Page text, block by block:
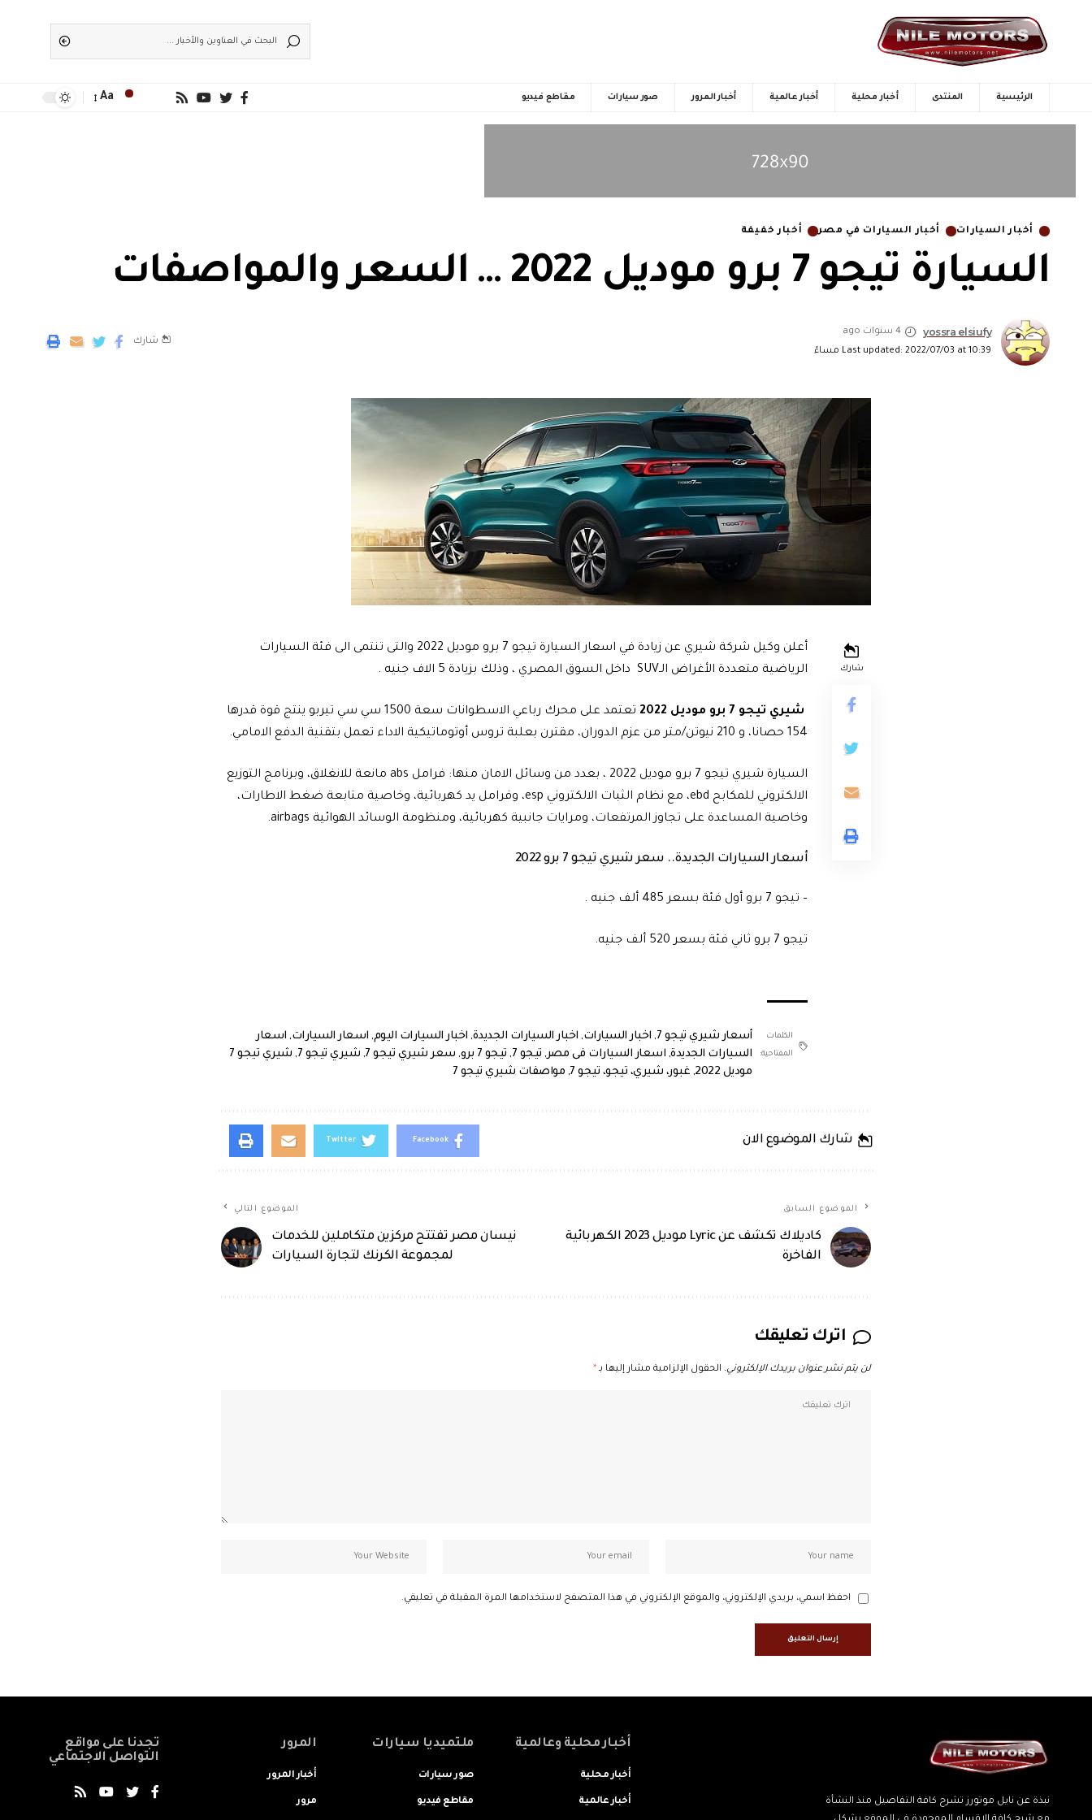
الرئيسية المنتدى أخبار محلية أخبار عالمية أخبار المرور صور سيارات مقاطع فيديو Aa
أخبار السيارات أخبار السيارات في مصر أخبار خفيفة
السيارة تيجو 7 برو موديل 2022 … السعر والمواصفات
Last updated: 2022/07/03 at 10:39 مساءً
yossra elsiufy
4 سنوات ago
شارك
شارك
أعلن وكيل شركة شيري عن زيادة في اسعار السيارة تيجو 7 برو موديل 2022 والتى تنتمى الى فئة السيارات
الرياضية متعددة الأغراض الـSUV داخل السوق المصري ، وذلك بزيادة 5 الاف جنيه .
شيري تيجو 7 برو موديل 2022
تعتمد على محرك رباعي الاسطوانات سعة 1500 سي سي تيربو ينتج قوة قدرها
154 حصانا، و 210 نيوتن/متر من عزم الدوران، مقترن بعلبة تروس أوتوماتيكية الاداء تعمل بتقنية الدفع الامامي.
السيارة شيري تيجو 7 برو موديل 2022 ، بعدد من وسائل الامان منها: فرامل abs مانعة للانغلاق، وبرنامج التوزيع
الالكتروني للمكابح ebd، مع نظام الثبات الالكتروني esp، وفرامل يد كهربائية، وخاصية متابعة ضغط الاطارات،
وخاصية المساعدة على تجاوز المرتفعات، ومرايات جانبية كهربائية، ومنظومة الوسائد الهوائية airbags.
أسعار السيارات الجديدة.. سعر شيري تيجو 7 برو 2022
– تيجو 7 برو أول فئة بسعر 485 ألف جنيه .
تيجو 7 برو ثاني فئة بسعر 520 ألف جنيه.
الكلمات
المفتاحية:
أسعار شيري تيجو 7 , اخبار السيارات, اخبار السيارات الجديدة, اخبار السيارات اليوم, اسعار السيارات, اسعار
السيارات الجديدة, اسعار السيارات فى مصر, تيجو 7 , تيجو 7 برو , سعر شيري تيجو 7 , شيري تيجو 7 ,
شيري تيجو 7
موديل 2022
, غبور، شيري، تيجو، تيجو 7 , مواصفات شيري تيجو 7
شارك الموضوع الان Facebook
Twitter
الموضوع السابق
كاديلاك تكشف عن Lyric موديل 2023 الكهربائية
الفاخرة
الموضوع التالي
نيسان مصر تفتتح مركزين متكاملين للخدمات
لمجموعة الكرنك لتجارة السيارات
اترك تعليقك
لن يتم نشر عنوان بريدك الإلكتروني. الحقول الإلزامية مشار إليها بـ*
احفظ اسمي، بريدي الإلكتروني، والموقع الإلكتروني في هذا المتصفح لاستخدامها المرة المقبلة في تعليقي.
نبذة عن نايل موتورز تشرح كافة التفاصيل منذ النشأة
أخبار محلية وعالمية
أخبار محلية
أخبار عالمية
ملتميديا سيارات
صور سيارات
مقاطع فيديو
المرور
أخبار المرور
مرور
تجدنا على مواقع
التواصل الاجتماعي